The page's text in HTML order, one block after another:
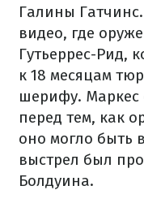
Галины
видео, где
Гутьеррес-Рид,
к 18 месяцам
шерифу. Маркес
перед тем, как
оно могло быть
выстрел был
Болдуина.